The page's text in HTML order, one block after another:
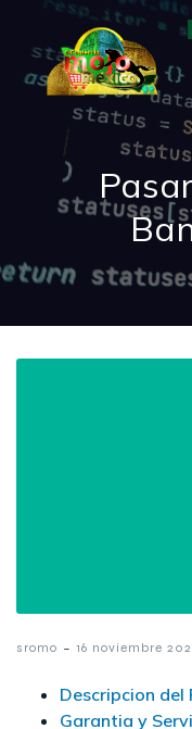
sromo - 16 noviembre
Descripcion del
Garantia y